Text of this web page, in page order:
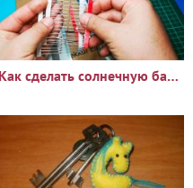
Как сделать солнечную батарею из диодов